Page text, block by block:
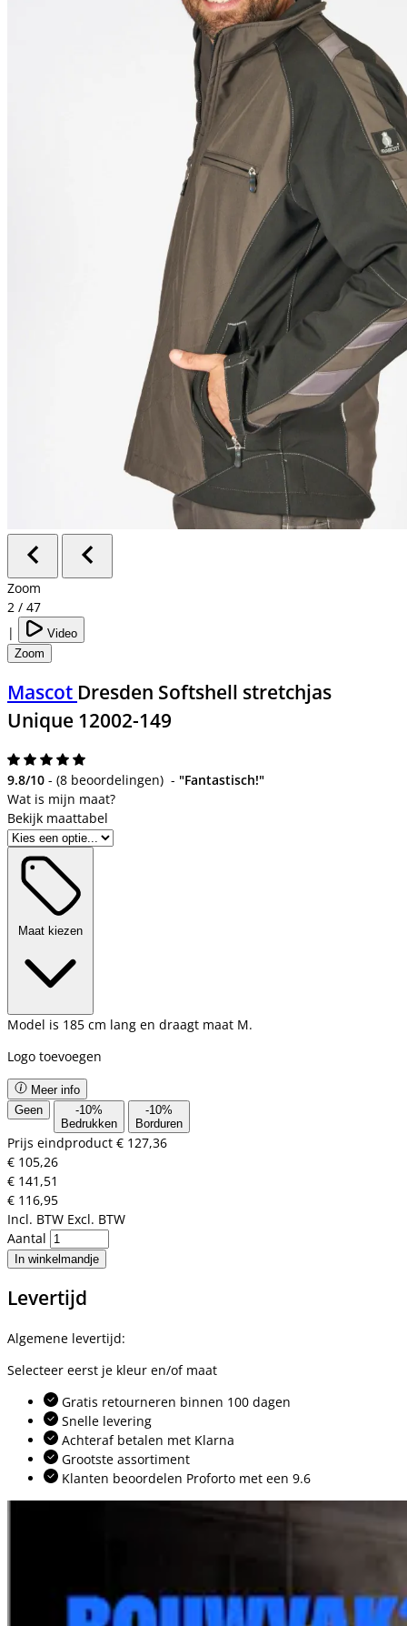
Zoom
2 / 47
|
Video
Zoom
Mascot Dresden Softshell stretchjas
Unique 12002-149
9.8/10 - (8 beoordelingen) - "Fantastisch!"
Bekijk maattabel
Maat kiezen
Model is 185 cm lang en draagt maat M.
Logo toevoegen
Meer info
Geen
-10%
Bedrukken
-10%
Borduren
Prijs eindproduct € 127,36
€ 105,26
€ 141,51
€ 116,95
Incl. BTW Excl. BTW
Aantal
In winkelmandje
Levertijd
Algemene levertijd:
Selecteer eerst je kleur en/of maat
Gratis retourneren binnen 100 dagen
Snelle levering
Achteraf betalen met Klarna
Grootste assortiment
Klanten beoordelen Proforto met een 9.6